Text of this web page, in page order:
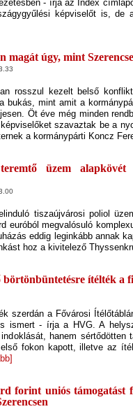
- írja az Index
képviselőt is, de
magát úgy, mint
rosszul kezelt belső
bukás, mint amit a
Öt éve még minden
szavaztak be a
a kormánypárti Koncz
üzem
tiszaújvárosi poliol
euróból megvalósuló
eddig leginkább annak
hoz a kivitelező
börtönbüntetésre ítélték a
szerdán a Fővárosi
ismert - írja a HVG. A
hanem sértődötten
fokon kapott, illetve az
forint uniós támogatást